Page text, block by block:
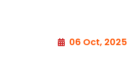
06 Oct, 2025